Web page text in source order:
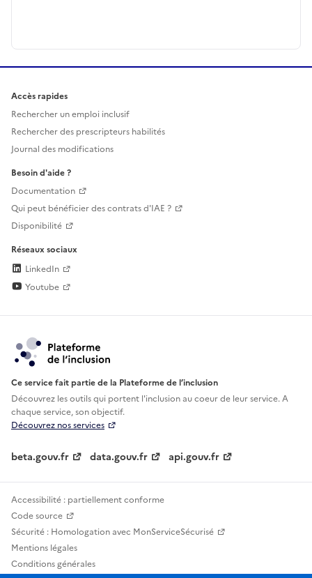
Accès rapides
Rechercher un emploi inclusif
Rechercher des prescripteurs habilités
Journal des modifications
Besoin d'aide ?
Documentation
Qui peut bénéficier des contrats d'IAE ?
Disponibilité
Réseaux sociaux
LinkedIn
Youtube
Ce service fait partie de la Plateforme de l’inclusion
Découvrez les outils qui portent l'inclusion aucoeur de leur service. A
chaque service, son objectif.
Découvrez nos services
beta.gouv.fr data.gouv.fr api.gouv.fr
Accessibilité : partiellement conforme
Code source
Sécurité : Homologation avec MonServiceSécurisé
Mentions légales
Conditions générales